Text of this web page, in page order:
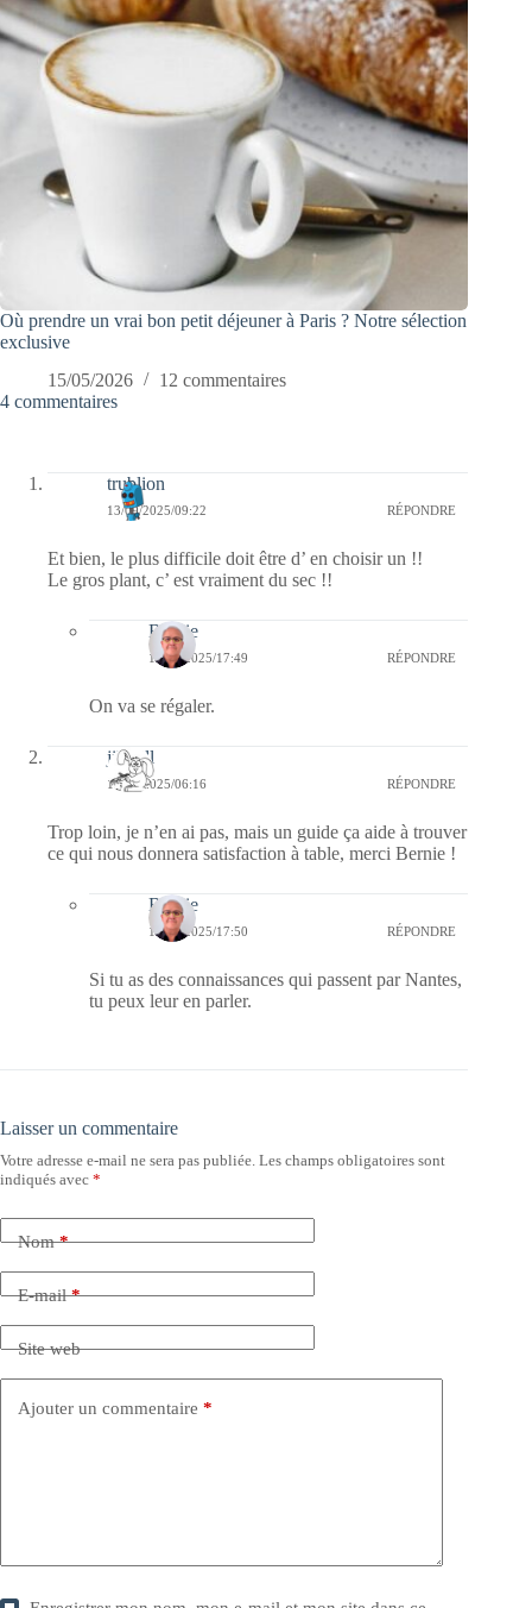
Où prendre un vrai bon petit déjeuner à Paris ? Notre sélection
exclusive
15/05/2026
12 commentaires
4 commentaires
trublion
13/09/2025/09:22 RÉPONDRE
Et bien, le plus difficile doit être d’ en choisir un !!
Le gros plant, c’ est vraiment du sec !!
Bernie
13/09/2025/17:49 RÉPONDRE
On va se régaler.
jill bill
13/09/2025/06:16 RÉPONDRE
Trop loin, je n’en ai pas, mais un guide ça aide à trouver
ce qui nous donnera satisfaction à table, merci Bernie !
Bernie
13/09/2025/17:50 RÉPONDRE
Si tu as des connaissances qui passent par Nantes,
tu peux leur en parler.
Laisser un commentaire
Votre adresse e-mail ne sera pas publiée. Les champs obligatoires sont
indiqués avec *
Nom*
E-mail*
Site web
Ajouter un commentaire *